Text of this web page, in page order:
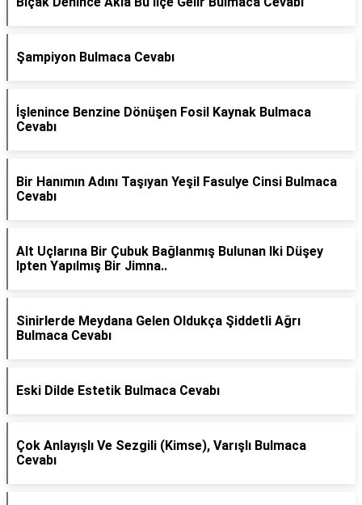
Şampiyon Bulmaca Cevabı
İşlenince Benzine Dönüşen Fosil Kaynak Bulmaca
Cevabı
Bir Hanımın Adını Taşıyan Yeşil Fasulye Cinsi Bulmaca
Cevabı
Alt Uçlarına Bir Çubuk Bağlanmış Bulunan Iki Düşey
Ipten Yapılmış Bir Jimna..
Sinirlerde Meydana Gelen Oldukça Şiddetli Ağrı
Bulmaca Cevabı
Eski Dilde Estetik Bulmaca Cevabı
Çok Anlayışlı Ve Sezgili (Kimse), Varışlı Bulmaca
Cevabı